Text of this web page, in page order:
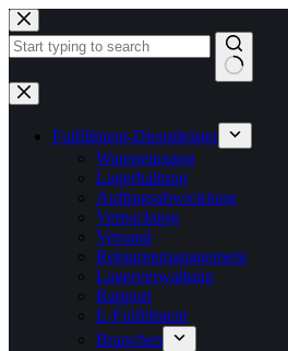
Zum
Inhalt
springen
Keine
Ergebnisse
Fulfillment-Dienstleister
Wareneingang
Lagerhaltung
Auftragsabwicklung
Verpackung
Versand
Retourenmanagement
Lagerverwaltung
Rapport
E-Fulfillment
Branchen